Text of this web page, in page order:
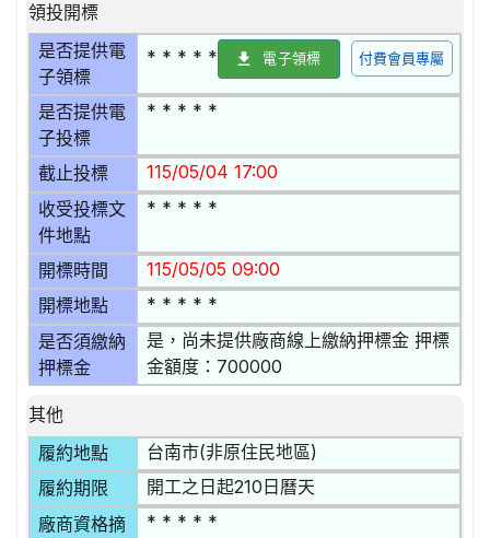
領投開標
是否提供電
子領標
* * * * * 電子領標 付費會員專屬
是否提供電
子投標
* * * * *
截止投標 115/05/04 17:00
收受投標文
件地點
* * * * *
開標時間 115/05/05 09:00
開標地點 * * * * *
是否須繳納
押標金
是，尚未提供廠商線上繳納押標金 押標
金額度：700000
其他
履約地點
台南市(非原住民地區)
履約期限 開工之日起210日曆天
廠商資格摘
* * * * *